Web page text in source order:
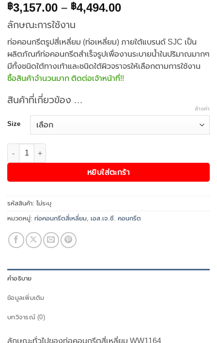
฿3,157.00 – ฿4,494.00Price
through
฿4,494.00
ลักษณะการใช้งาน
ท่อคอนกรีตรูปสี่เหลี่ยม (ท่อเหลี่ยม) ภายใต้แบรนด์ SJC เป็น
ผลิตภัณฑ์ท่อคอนกรีตสำเร็จรูปเพื่องานระบายน้ำในปริมาณมากๆ
มีทั้งชนิดใต้ทางเท้าและชนิดใต้ผิวจราจรให้เลือกตามการใช้งาน
ซื้อสินค้าจำนวนมาก ติดต่อเจ้าหน้าที่!!
สินค้าที่เกี่ยวข้อง …
Size
ล้างค่า
จำนวน ท่อคอนกรีตสี่เหลี่ยม WW1164 ชิ้น
หยิบใส่ตะกร้า
รหัสสินค้า: ไม่ระบุ
หมวดหมู่: ท่อคอนกรีตสี่เหลี่ยม, เอส.เจ.ซี. คอนกรีต
คำอธิบาย
ข้อมูลเพิ่มเติม
บทวิจารณ์ (0)
ลักษณะทั่วไปของท่อคอนกรีตสี่เหลี่ยม WW1164